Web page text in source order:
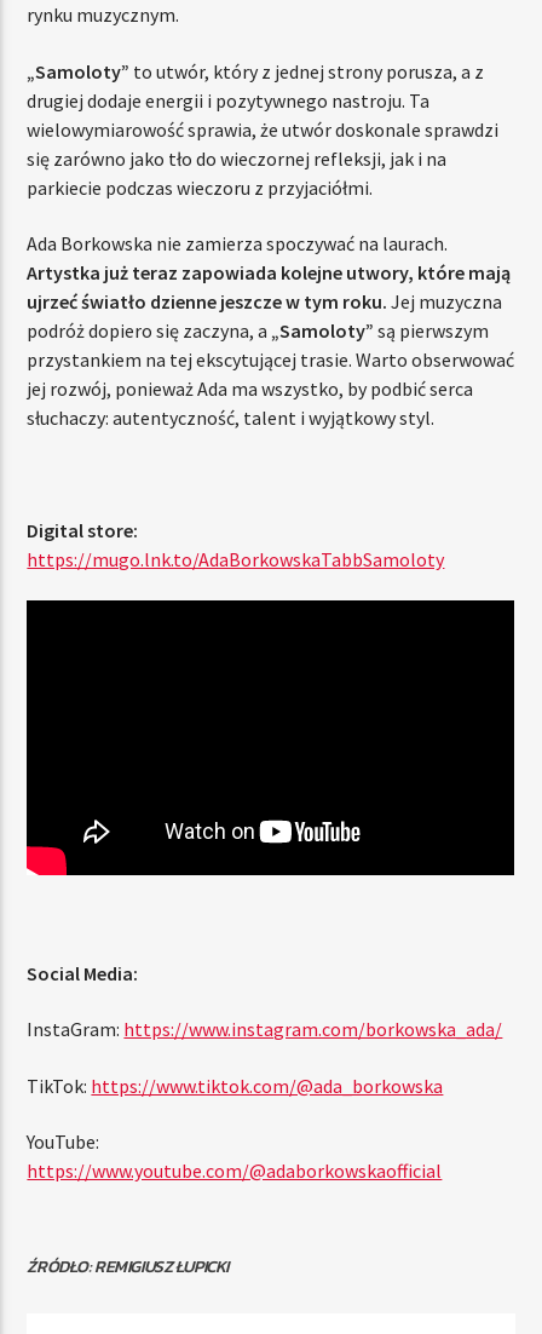
rynku muzycznym.
„Samoloty” to utwór, który z jednej strony porusza, a z
drugiej dodaje energii i pozytywnego nastroju. Ta
wielowymiarowość sprawia, że utwór doskonale sprawdzi
się zarówno jako tło do wieczornej refleksji, jak i na
parkiecie podczas wieczoru z przyjaciółmi.
Ada Borkowska nie zamierza spoczywać na laurach.
Artystka już teraz zapowiada kolejne utwory, które mają
ujrzeć światło dzienne jeszcze w tym roku. Jej muzyczna
podróż dopiero się zaczyna, a „Samoloty” są pierwszym
przystankiem na tej ekscytującej trasie. Warto obserwować
jej rozwój, ponieważ Ada ma wszystko, by podbić serca
słuchaczy: autentyczność, talent i wyjątkowy styl.
Digital store:
https://mugo.lnk.to/AdaBorkowskaTabbSamoloty
Social Media:
InstaGram: https://www.instagram.com/borkowska_ada/
TikTok: https://www.tiktok.com/@ada_borkowska
YouTube:
https://www.youtube.com/@adaborkowskaofficial
ŹRÓDŁO: REMIGIUSZ ŁUPICKI